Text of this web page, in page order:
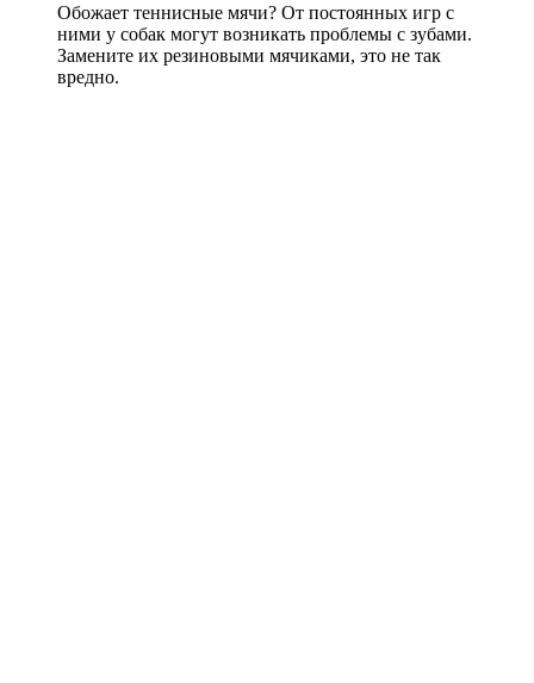
Обожает теннисные мячи? От постоянных игр с
ними у собак могут возникать проблемы с зубами.
Замените их резиновыми мячиками, это не так
вредно.